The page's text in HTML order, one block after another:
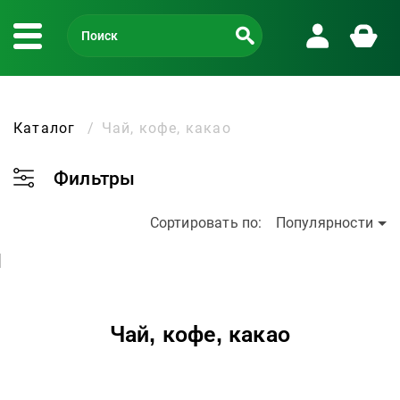
Каталог Чай, кофе, какао
Фильтры
Сортировать по: Популярности
Чай, кофе, какао